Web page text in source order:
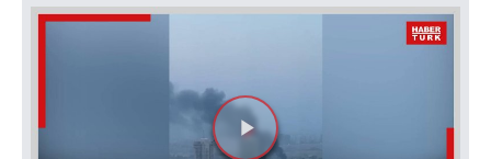
Videoyu